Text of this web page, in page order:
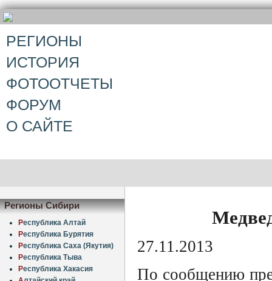
РЕГИОНЫ
ИСТОРИЯ
ФОТООТЧЕТЫ
ФОРУМ
О САЙТЕ
Регионы Сибири
Республика Алтай
Республика Бурятия
Республика Саха (Якутия)
Республика Тыва
Республика Хакасия
27.11.2013
По сообщению